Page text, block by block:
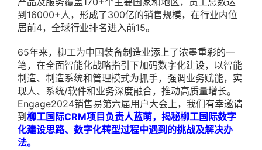
到16000+人，形成了300亿的销售规模，在行业内位
居前4，全球行业排名进入前15。
65年来，柳工为中国装备制造业添上了浓墨重彩的一
笔，在全面智能化战略指引下加码数字化建设，以智能
制造、制造系统和管理模式为抓手，强调业务赋能，实
现人、系统/软件和业务深度融合，推动高质量增长。
Engage2024销售易第六届用户大会上，我们有幸邀请
到 柳工国际CRM项目负责人蓝萌，揭秘柳工国际数字
化建设思路、数字化转型过程中遇到的挑战及解决办
法。